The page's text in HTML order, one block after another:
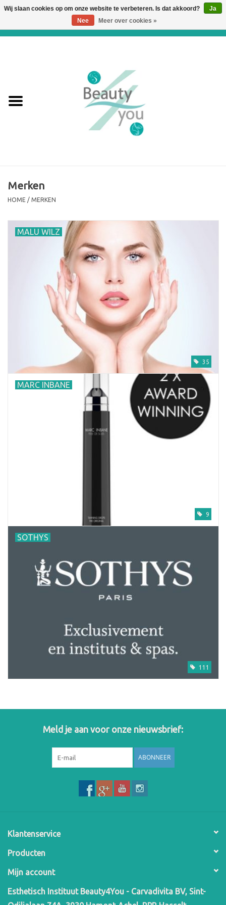
Merken
Merken
HOME / MERKEN
MALU WILZ
35
MARC INBANE
9
SOTHYS
111
Meld je aan voor onze nieuwsbrief:
ABONNEER
Klantenservice
Producten
Mijn account
Esthetisch Instituut Beauty4You - Carvadivita BV, Sint-
Wij slaan cookies op om onze website te verbeteren. Is dat akkoord?
Ja
Nee
Meer over cookies »